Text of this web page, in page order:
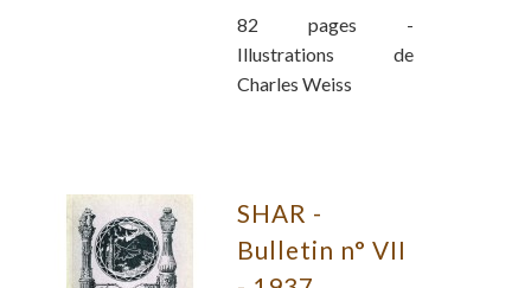
82 pages -
Illustrations de
Charles Weiss
SHAR -
Bulletin n° VII